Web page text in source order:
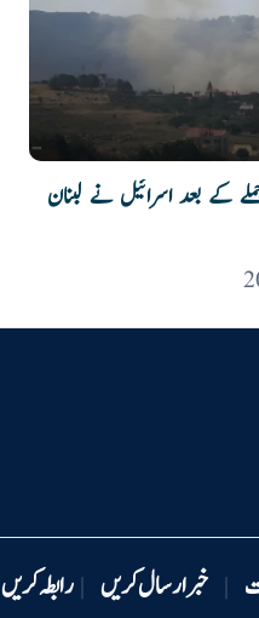
کے بعد اسرائیل نے لبنان
| خبر ارسال کریں | رابطہ کریں